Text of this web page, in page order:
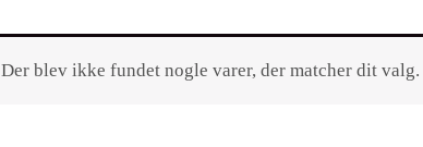
Der blev ikke fundet nogle varer, der matcher dit valg.